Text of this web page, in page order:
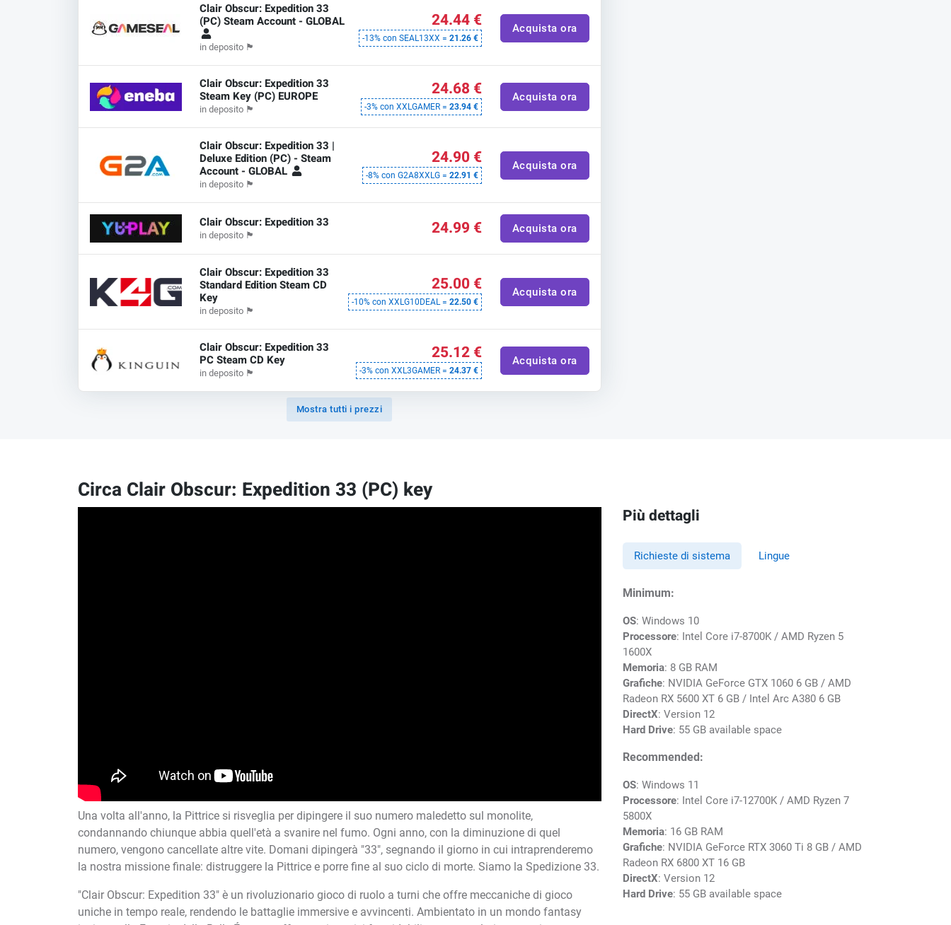
Clair Obscur: Expedition 33
(PC) Steam Account - GLOBAL
in deposito 🏴
24.44 €
-13% con SEAL13XX = 21.26 €
Acquista ora
Clair Obscur: Expedition 33
Steam Key (PC) EUROPE
in deposito 🏴
24.68 €
-3% con XXLGAMER = 23.94 €
Acquista ora
Clair Obscur: Expedition 33 |
Deluxe Edition (PC) - Steam
Account - GLOBAL
in deposito 🏴
24.90 €
-8% con G2A8XXLG = 22.91 €
Acquista ora
Clair Obscur: Expedition 33
in deposito 🏴 24.99 € Acquista ora
Clair Obscur: Expedition 33
Standard Edition Steam CD
Key
in deposito 🏴
25.00 €
-10% con XXLG10DEAL = 22.50 €
Acquista ora
Clair Obscur: Expedition 33
PC Steam CD Key
in deposito 🏴
25.12 €
-3% con XXL3GAMER = 24.37 €
Acquista ora
Mostra tutti i prezzi
Circa Clair Obscur: Expedition 33 (PC) key
Una volta all'anno, la Pittrice si risveglia per dipingere il suo numero maledetto sul monolite,
condannando chiunque abbia quell'età a svanire nel fumo. Ogni anno, con la diminuzione di quel
numero, vengono cancellate altre vite. Domani dipingerà "33", segnando il giorno in cui intraprenderemo
la nostra missione finale: distruggere la Pittrice e porre fine al suo ciclo di morte. Siamo la Spedizione 33.
"Clair Obscur: Expedition 33" è un rivoluzionario gioco di ruolo a turni che offre meccaniche di gioco
uniche in tempo reale, rendendo le battaglie immersive e avvincenti. Ambientato in un mondo fantasy
Più dettagli
Richieste di sistema Lingue
Minimum:
OS: Windows 10
Processore: Intel Core i7-8700K / AMD Ryzen 5
1600X
Memoria: 8 GB RAM
Grafiche: NVIDIA GeForce GTX 1060 6 GB / AMD
Radeon RX 5600 XT 6 GB / Intel Arc A380 6 GB
DirectX: Version 12
Hard Drive: 55 GB available space
Recommended:
OS: Windows 11
Processore: Intel Core i7-12700K / AMD Ryzen 7
5800X
Memoria: 16 GB RAM
Grafiche: NVIDIA GeForce RTX 3060 Ti 8 GB / AMD
Radeon RX 6800 XT 16 GB
DirectX: Version 12
Hard Drive: 55 GB available space